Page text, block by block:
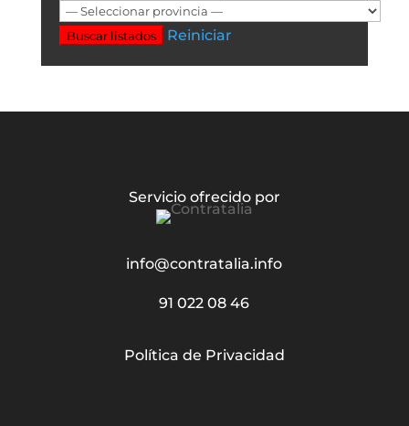
Buscar listados Reiniciar
Servicio ofrecido por
info@contratalia.info
91 022 08 46
Política de Privacidad